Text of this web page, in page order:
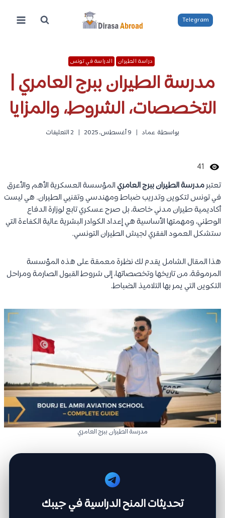
المحتوى
Telegram
دراسة الطيران الدراسة في تونس
مدرسة الطيران ببرج العامري |
التخصصات، الشروط، والمزايا
بواسطة عماد 9 أغسطس، 2025 2 التعليقات
41
تعتبرمدرسة الطيران ببرج العامريالمؤسسة العسكرية الأهم والأعرق
في تونس لتكوين وتدريب ضباط ومهندسي وتقنيي الطيران. هي ليست
أكاديمية طيران مدني خاصة، بل صرح عسكري تابع لوزارة الدفاع
الوطني، ومهمتها الأساسية هي إعداد الكوادر البشرية عالية الكفاءة التي
ستشكل العمود الفقري لجيش الطيران التونسي.
هذا المقال الشامل يقدم لك نظرة معمقة على هذه المؤسسة
المرموقة، من تاريخها وتخصصاتها، إلى شروط القبول الصارمة ومراحل
التكوين التي يمر بها التلاميذ الضباط.
مدرسة الطيران ببرج العامري
تحديثات المنح الدراسية في جيبك